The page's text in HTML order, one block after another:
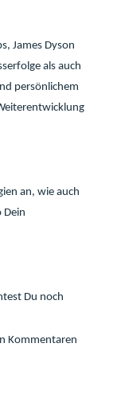
James Dyson
als auch
persönlichem
an, wie auch
Dein
Du noch
Kommentaren